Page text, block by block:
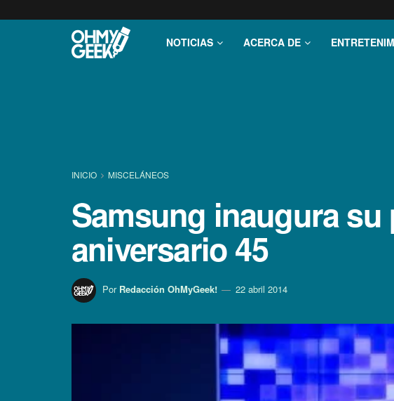
NOTICIAS ACERCA DE
INICIO MISCELÁNEOS
Samsung inaugura
aniversario 45
Por Redacción OhMyGeek! 22 abril 2014